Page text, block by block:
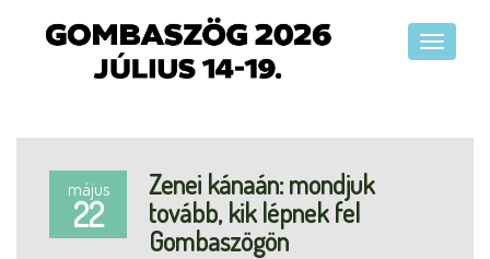
május
22
Zenei kánaán: mondjuk
tovább, kik lépnek fel
Gombaszögön